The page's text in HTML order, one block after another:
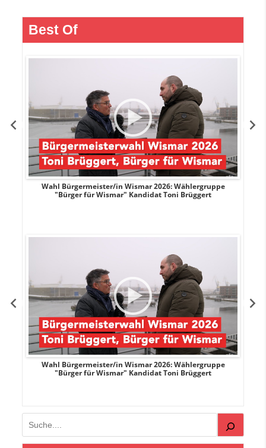
Best Of
Wahl Bürgermeister/in Wismar 2026: Wählergruppe
"Bürger für Wismar" Kandidat Toni Brüggert
Wahl Bürgermeister/in Wismar 2026: Wählergruppe
"Bürger für Wismar" Kandidat Toni Brüggert
Suchen